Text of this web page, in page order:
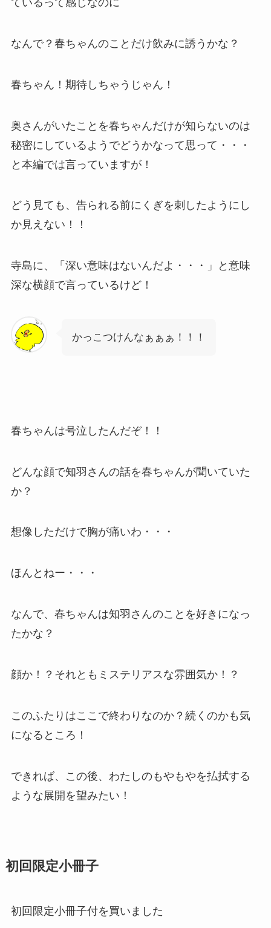
ているって感じなのに
なんで？春ちゃんのことだけ飲みに誘うかな？
春ちゃん！期待しちゃうじゃん！
奥さんがいたことを春ちゃんだけが知らないのは
秘密にしているようでどうかなって思って・・・
と本編では言っていますが！
どう見ても、告られる前にくぎを刺したようにし
か見えない！！
寺島に、「深い意味はないんだよ・・・」と意味
深な横顔で言っているけど！
かっこつけんなぁぁぁ！！！
春ちゃんは号泣したんだぞ！！
どんな顔で知羽さんの話を春ちゃんが聞いていた
か？
想像しただけで胸が痛いわ・・・
ほんとねー・・・
なんで、春ちゃんは知羽さんのことを好きになっ
たかな？
顔か！？それともミステリアスな雰囲気か！？
このふたりはここで終わりなのか？続くのかも気
になるところ！
できれば、この後、わたしのもやもやを払拭する
ような展開を望みたい！
初回限定小冊子
初回限定小冊子付を買いました